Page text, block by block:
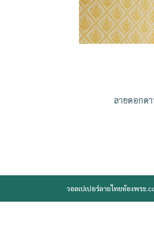
ลายดอกด
วอลเปเปอร์ลายไทยห้องพระ